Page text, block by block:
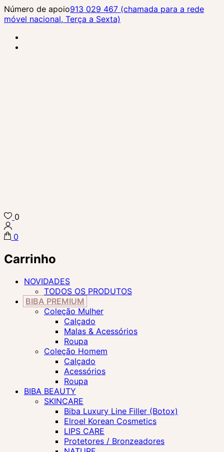
Skip
to
(Press
Enter)
Número de apoio913 029 467 (chamada para a rede
móvel nacional, Terça a Sexta)
Biba Concept Store
0
0
Carrinho
NOVIDADES
TODOS OS PRODUTOS
BIBA PREMIUM
Coleção Mulher
Calçado
Malas & Acessórios
Roupa
Coleção Homem
Calçado
Acessórios
Roupa
BIBA BEAUTY
SKINCARE
Biba Luxury Line Filler (Botox)
Elroel Korean Cosmetics
LIPS CARE
Protetores / Bronzeadores